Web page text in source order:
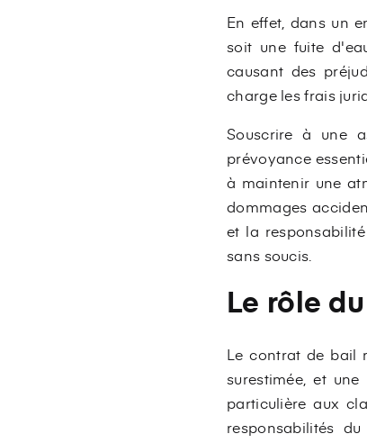
En effet, dans un
soit une fuite
causant des
charge les frais
Souscrire à une
prévoyance
à maintenir une
dommages
et la
sans soucis.
Le rôle
Le contrat de bail
surestimée, et
particulière aux
responsabilités